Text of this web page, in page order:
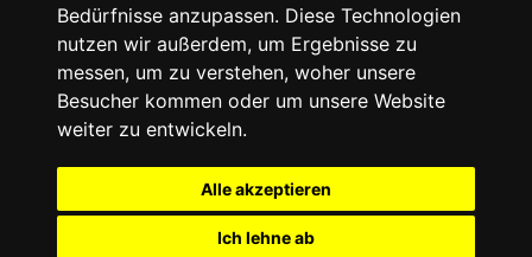
Bedürfnisse anzupassen. Diese Technologien
nutzen wir außerdem, um Ergebnisse zu
messen, um zu verstehen, woher unsere
Besucher kommen oder um unsere Website
weiter zu entwickeln.
Alle akzeptieren
Ich lehne ab